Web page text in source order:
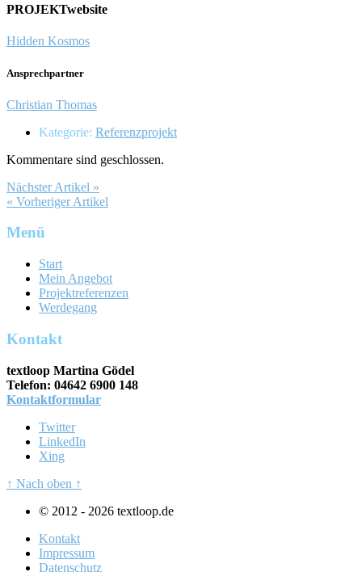
PROJEKTwebsite
Hidden Kosmos
Ansprechpartner
Christian Thomas
Kategorie: Referenzprojekt
Kommentare sind geschlossen.
Nächster Artikel »
« Vorheriger Artikel
Menü
Start
Mein Angebot
Projektreferenzen
Werdegang
Kontakt
textloop Martina Gödel
Telefon: 04642 6900 148
Kontaktformular
Twitter
LinkedIn
Xing
↑ Nach oben ↑
© 2012 - 2026 textloop.de
Kontakt
Impressum
Datenschutz